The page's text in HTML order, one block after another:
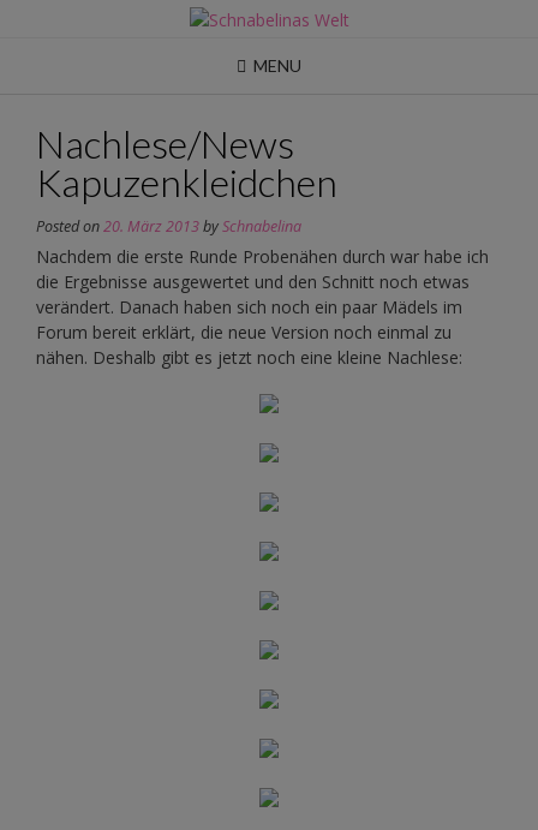
MENU
Nachlese/News
Kapuzenkleidchen
Posted on20. März 2013bySchnabelina
Nachdem die erste Runde Probenähen durch war habe ich
die Ergebnisse ausgewertet und den Schnitt noch etwas
verändert. Danach haben sich noch ein paar Mädels im
Forum bereit erklärt, die neue Version noch einmal zu
nähen. Deshalb gibt es jetzt noch eine kleine Nachlese: